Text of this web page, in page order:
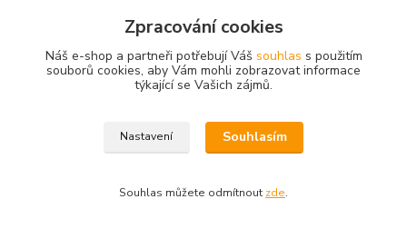
Zpracování cookies
Náš e-shop a partneři potřebují Váš souhlas s použitím
souborů cookies, aby Vám mohli zobrazovat informace
týkající se Vašich zájmů.
Nastavení Souhlasím
Souhlas můžete odmítnout zde.